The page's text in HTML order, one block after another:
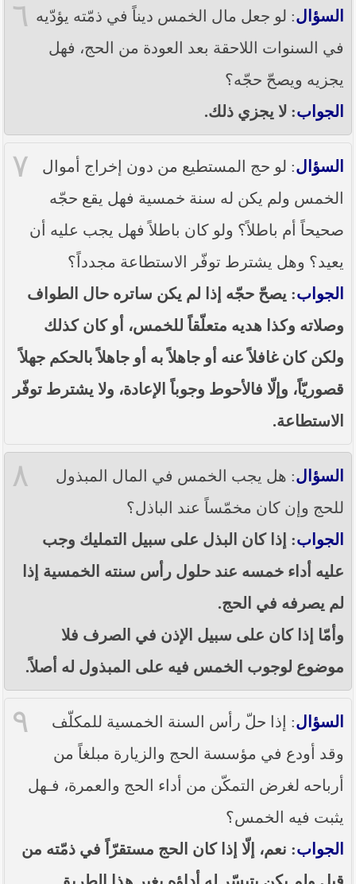
٦ السؤال: لو جعل مال الخمس ديناً في ذمّته يؤدّيه
في السنوات اللاحقة بعد العودة من الحج، فهل
يجزيه ويصحّ حجّه؟
الجواب: لا يجزي ذلك.
٧ السؤال: لو حج المستطيع من دون إخراج أموال
الخمس ولم يكن له سنة خمسية فهل يقع حجّه
صحيحاً أم باطلاً؟ ولو كان باطلاً فهل يجب عليه أن
يعيد؟ وهل يشترط توفّر الاستطاعة مجدداً؟
الجواب: يصحّ حجّه إذا لم يكن ساتره حال الطواف
وصلاته وكذا هديه متعلّقاً للخمس، أو كان كذلك
ولكن كان غافلاً عنه أو جاهلاً به أو جاهلاً بالحكم جهلاً
قصوريّاً، وإلّا فالأحوط وجوباً الإعادة، ولا يشترط توفّر
الاستطاعة.
٨ السؤال: هل يجب الخمس في المال المبذول
للحج وإن كان مخمّساً عند الباذل؟
الجواب: إذا كان البذل على سبيل التمليك وجب
عليه أداء خمسه عند حلول رأس سنته الخمسية إذا
لم يصرفه في الحج.
وأمّا إذا كان على سبيل الإذن في الصرف فلا
موضوع لوجوب الخمس فيه على المبذول له أصلاً.
٩ السؤال: إذا حلّ رأس السنة الخمسية للمكلّف
وقد أودع في مؤسسة الحج والزيارة مبلغاً من
أرباحه لغرض التمكّن من أداء الحج والعمرة، فـهل
يثبت فيه الخمس؟
الجواب: نعم، إلّا إذا كان الحج مستقرّاً في ذمّته من